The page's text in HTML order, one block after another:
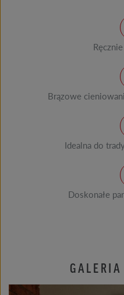
Brązowe
Idealna do
Doskonałe
GALERIA